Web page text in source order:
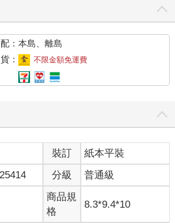
：本島、離島
：
不限金額免運費
裝訂
紙本平裝
分級 普通級
商品規
格
8.3*9.4*10